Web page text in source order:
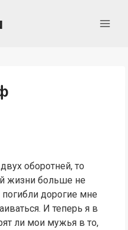
оборотней, то
жизни больше не
погибли дорогие мне
И теперь я в
ли мои мужья в то,